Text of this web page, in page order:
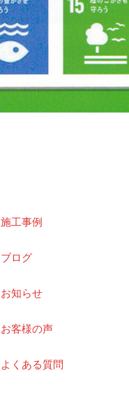
施工事例
ブログ
お知らせ
お客様の声
よくある質問